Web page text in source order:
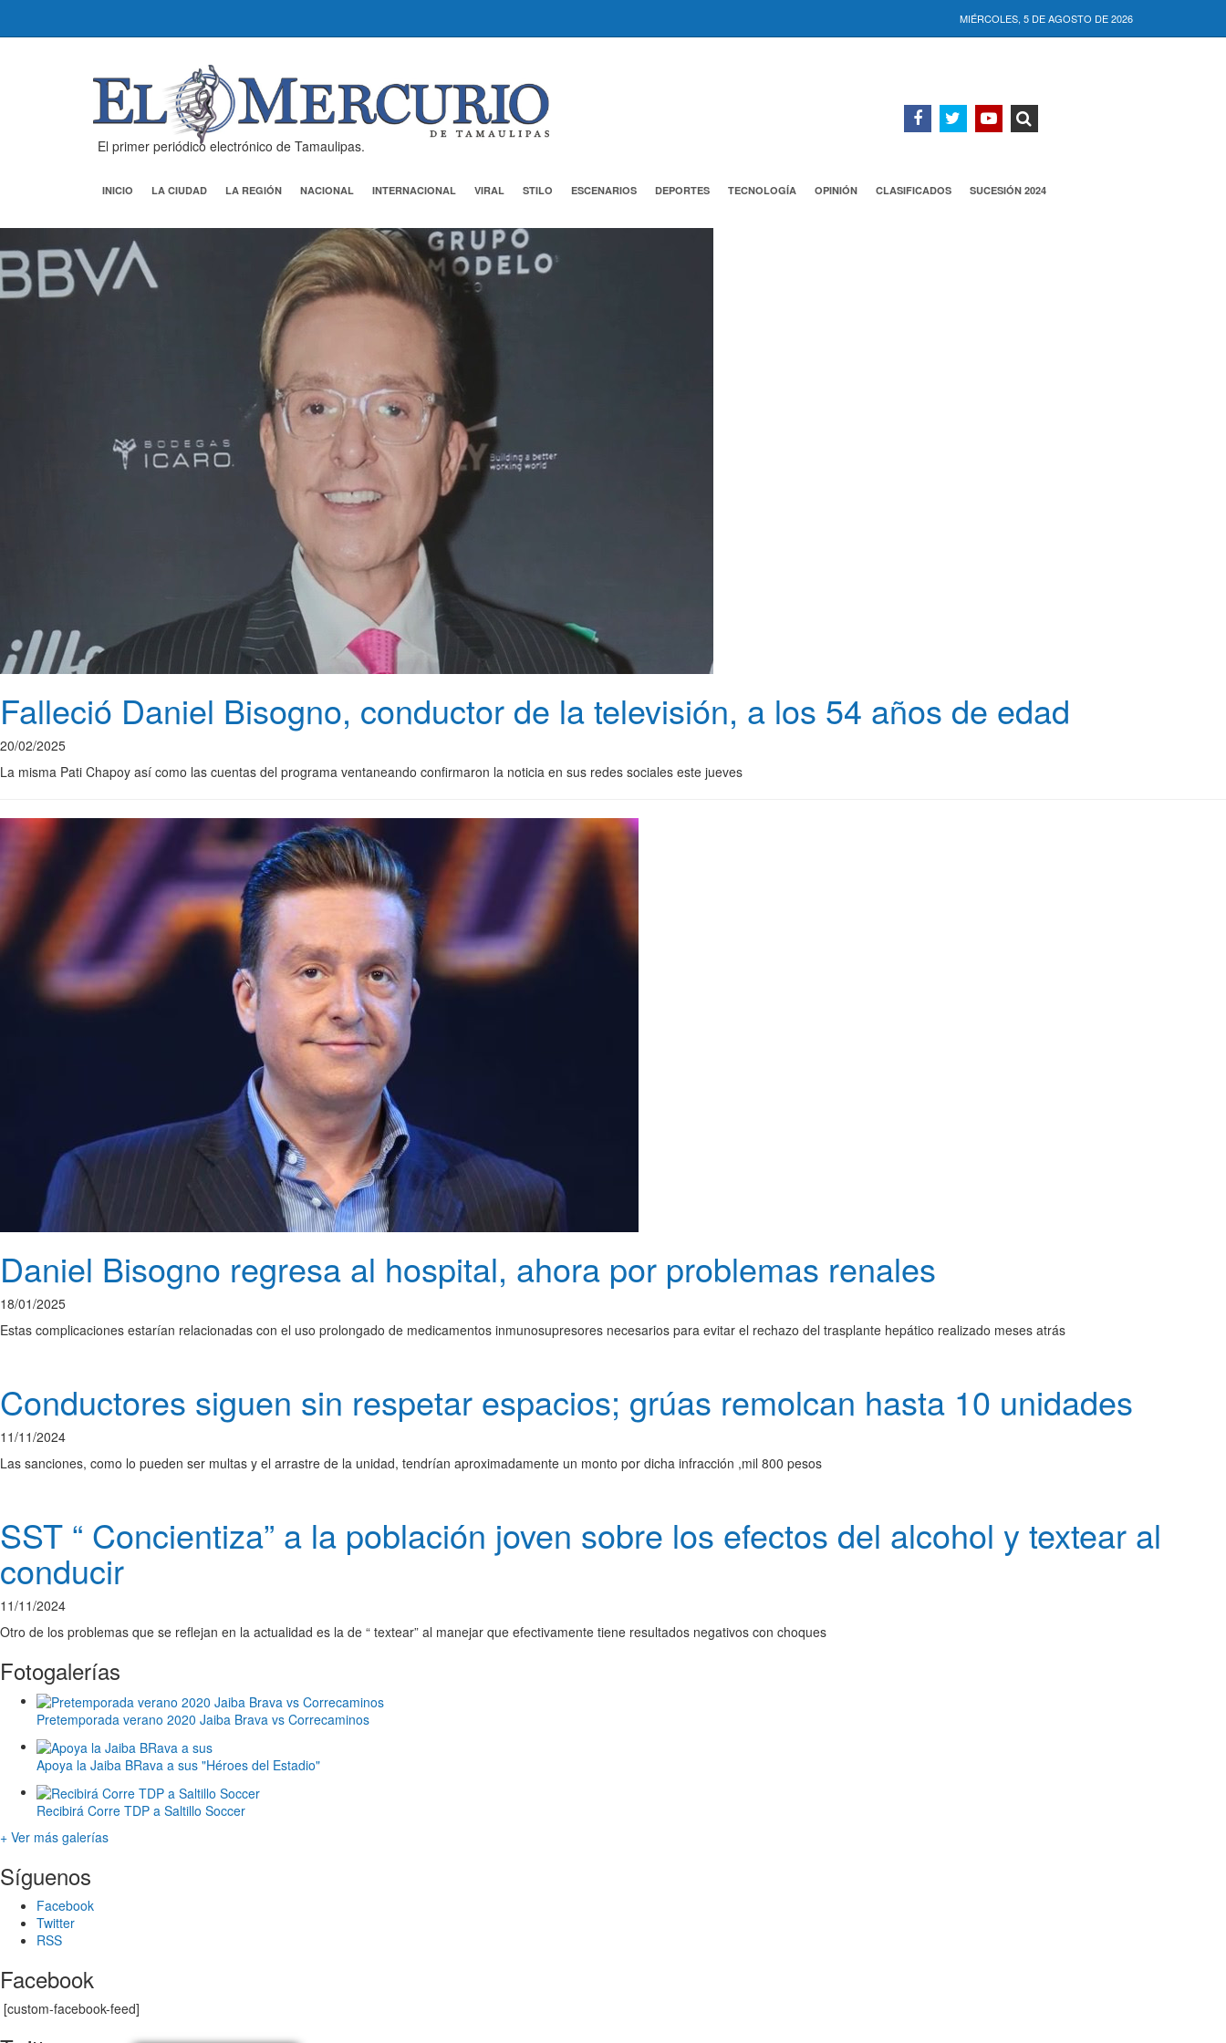
MIÉRCOLES, 5 DE AGOSTO DE 2026
El primer periódico electrónico de Tamaulipas.
INICIO LA CIUDAD LA REGIÓN NACIONAL INTERNACIONAL VIRAL STILO ESCENARIOS DEPORTES TECNOLOGÍA OPINIÓN CLASIFICADOS SUCESIÓN 2024
Falleció Daniel Bisogno, conductor de la televisión, a los 54 años de edad
20/02/2025
La misma Pati Chapoy así como las cuentas del programa ventaneando confirmaron la noticia en sus redes sociales este jueves
Daniel Bisogno regresa al hospital, ahora por problemas renales
18/01/2025
Estas complicaciones estarían relacionadas con el uso prolongado de medicamentos inmunosupresores necesarios para evitar el rechazo del trasplante hepático realizado meses atrás
Conductores siguen sin respetar espacios; grúas remolcan hasta 10 unidades
11/11/2024
Las sanciones, como lo pueden ser multas y el arrastre de la unidad, tendrían aproximadamente un monto por dicha infracción ,mil 800 pesos
SST “ Concientiza” a la población joven sobre los efectos del alcohol y textear al
conducir
11/11/2024
Otro de los problemas que se reflejan en la actualidad es la de “ textear” al manejar que efectivamente tiene resultados negativos con choques
Fotogalerías
Pretemporada verano 2020 Jaiba Brava vs Correcaminos
Apoya la Jaiba BRava a sus "Héroes del Estadio"
Recibirá Corre TDP a Saltillo Soccer
+ Ver más galerías
Síguenos
Facebook
Twitter
RSS
Facebook
[custom-facebook-feed]